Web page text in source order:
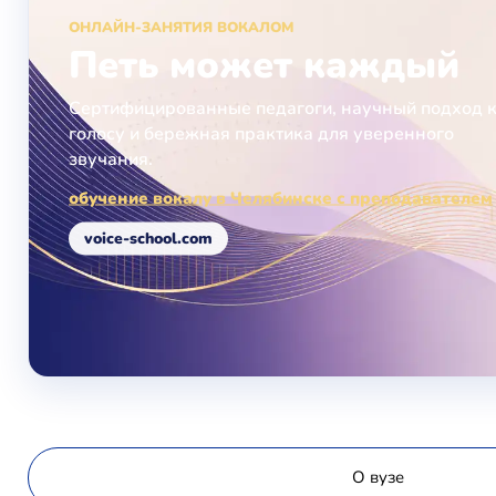
ОНЛАЙН-ЗАНЯТИЯ ВОКАЛОМ
Петь может каждый
Сертифицированные педагоги, научный подход к
голосу и бережная практика для уверенного
звучания.
обучение вокалу в Челябинске с преподавателем
voice-school.com
О вузе